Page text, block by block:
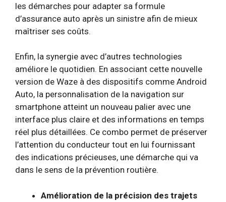
les démarches pour adapter sa formule
d’assurance auto après un sinistre afin de mieux
maîtriser ses coûts.
Enfin, la synergie avec d’autres technologies
améliore le quotidien. En associant cette nouvelle
version de Waze à des dispositifs comme Android
Auto, la personnalisation de la navigation sur
smartphone atteint un nouveau palier avec une
interface plus claire et des informations en temps
réel plus détaillées. Ce combo permet de préserver
l’attention du conducteur tout en lui fournissant
des indications précieuses, une démarche qui va
dans le sens de la prévention routière.
Amélioration de la précision des trajets